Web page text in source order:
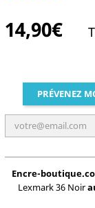
14,90€
PRÉVENEZ
Encre-
Lexmark 36 Noir